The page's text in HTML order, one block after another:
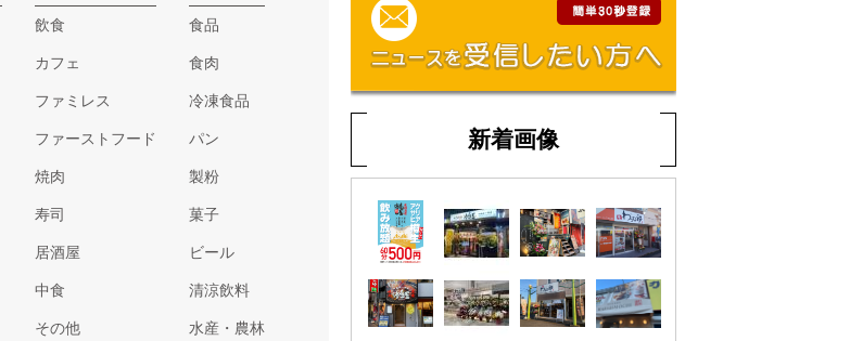
飲食
カフェ
ファミレス
ファーストフード
焼肉
寿司
居酒屋
中食
その他
食品
食肉
冷凍食品
パン
製粉
菓子
ビール
清涼飲料
水産・農林
新着画像